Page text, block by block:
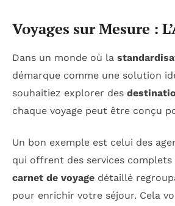
Voyages sur Mesure :
Dans un monde où la
démarque comme une solution
souhaitiez explorer des
chaque voyage peut être conçu
Un bon exemple est celui des
qui offrent des services
carnet de voyage détaillé
pour enrichir votre séjour. Cela